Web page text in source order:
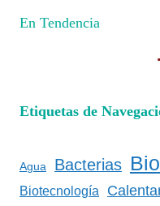
En Tendencia
Etiquetas de
Agua Bacterias
Biotecnología